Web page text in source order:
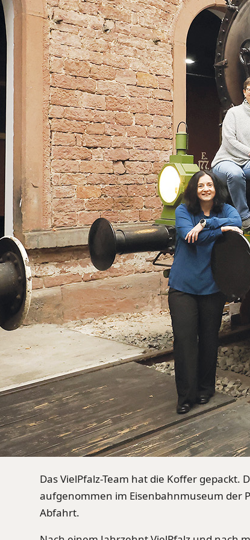
Das VielPfalz-Team hat die Koffer gepackt.
aufgenommen im Eisenbahnmuseum der
Abfahrt.